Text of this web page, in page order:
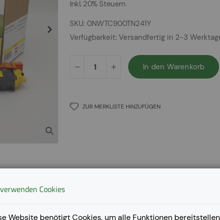
Inkl. 20% Steuern
SKU 0NWTC900TN241Y
Verfügbarkeit: Versandfertig in 2-3
In den Warenkorb
ZUR MERKLISTE HINZUFÜGEN
Cookies
Website benötigt Cookies, um alle Funktionen